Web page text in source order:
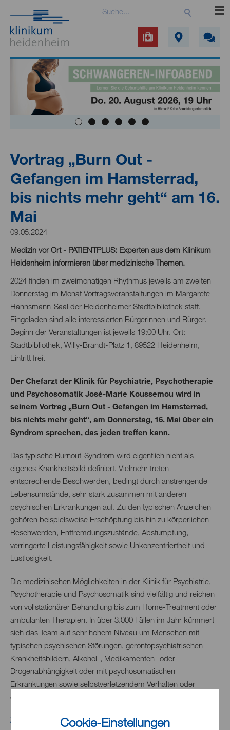
Cookie-Einstellungen
Vortrag „Burn Out -
Gefangen im Hamsterrad,
bis nichts mehr geht“ am 16.
Mai
09.05.2024
Medizin vor Ort - PATIENTPLUS: Experten aus dem Klinikum
Heidenheim informieren über medizinische Themen.
2024 finden im zweimonatigen Rhythmus jeweils am zweiten
Donnerstag im Monat Vortragsveranstaltungen im Margarete-
Hannsmann-Saal der Heidenheimer Stadtbibliothek statt.
Eingeladen sind alle interessierten Bürgerinnen und Bürger.
Beginn der Veranstaltungen ist jeweils 19:00 Uhr. Ort:
Stadtbibliothek, Willy-Brandt-Platz 1, 89522 Heidenheim,
Eintritt frei.
Der Chefarzt der Klinik für Psychiatrie, Psychotherapie
und Psychosomatik José-Marie Koussemou wird in
seinem Vortrag „Burn Out - Gefangen im Hamsterrad,
bis nichts mehr geht“, am Donnerstag, 16. Mai über ein
Syndrom sprechen, das jeden treffen kann.
Das typische Burnout-Syndrom wird eigentlich nicht als
eigenes Krankheitsbild definiert. Vielmehr treten
entsprechende Beschwerden, bedingt durch anstrengende
Lebensumstände, sehr stark zusammen mit anderen
psychischen Erkrankungen auf. Zu den typischen Anzeichen
gehören beispielsweise Erschöpfung bis hin zu körperlichen
Beschwerden, Entfremdungszustände, Abstumpfung,
verringerte Leistungsfähigkeit sowie Unkonzentriertheit und
Lustlosigkeit.
Die medizinischen Möglichkeiten in der Klinik für Psychiatrie,
Psychotherapie und Psychosomatik sind vielfältig und reichen
von vollstationärer Behandlung bis zum Home-Treatment oder
ambulanten Therapien. In über 3.000 Fällen im Jahr kümmert
sich das Team auf sehr hohem Niveau um Menschen mit
typischen psychischen Störungen, gerontopsychiatrischen
Krankheitsbildern, Alkohol-, Medikamenten- oder
Drogenabhängigkeit oder mit psychosomatischen
Erkrankungen sowie selbstverletzendem Verhalten oder
emotionaler Instabilität und weiteren Problemen.
Zurück